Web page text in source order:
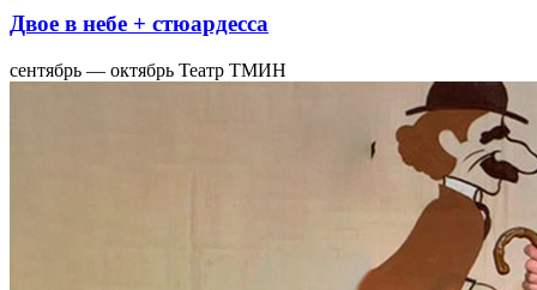
Двое в небе + стюардесса
сентябрь — октябрь Театр ТМИН